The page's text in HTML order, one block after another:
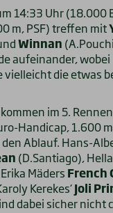
14:33 Uhr (18.000
m, PSF) treffen mit
Winnan
aufeinander, wobei
die etwas
im 5.
Handicap, 1.600
Ablauf. Hans-
(D.Santiago),
Mäders French
Kerekes‘Joli
dabei sicher nicht